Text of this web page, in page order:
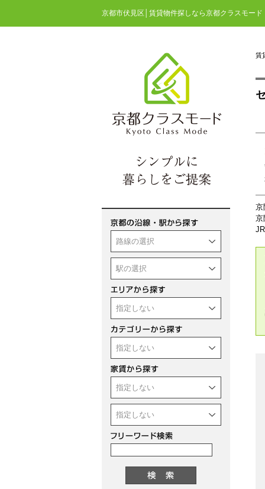
京都市伏見区│賃貸物件探しなら京都クラスモード
賃
京
京
路線の選択
駅の選択
指定しない
指定しない
指定しない
指定しない